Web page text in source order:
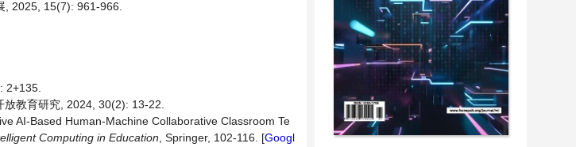
, 2025, 15(7): 961-966.
2+135.
教育研究, 2024, 30(2): 13-22.
AI-Based Human-Machine Collaborative Classroom Te
Computing in Education , Springer, 102-116. [Googl